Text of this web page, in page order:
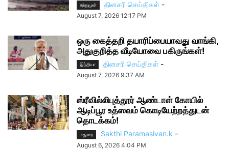
சற்றுமுன் தினசரி செய்திகள் -
August 7, 2026 12:17 PM
ஒரு கைத்தறி தயாரிப்பையாவது வாங்கி,
அதுகுறித்த வீடியோவை பகிருங்கள்!
இந்தியா தினசரி செய்திகள் -
August 7, 2026 9:37 AM
ஸ்ரீவில்லிபுத்தூர் ஆண்டாள் கோயில்
ஆடிப்பூர உத்ஸவம் கொடியேற்றத்துடன்
தொடக்கம்!
மதுரை Sakthi Paramasivan.k -
August 6, 2026 4:04 PM